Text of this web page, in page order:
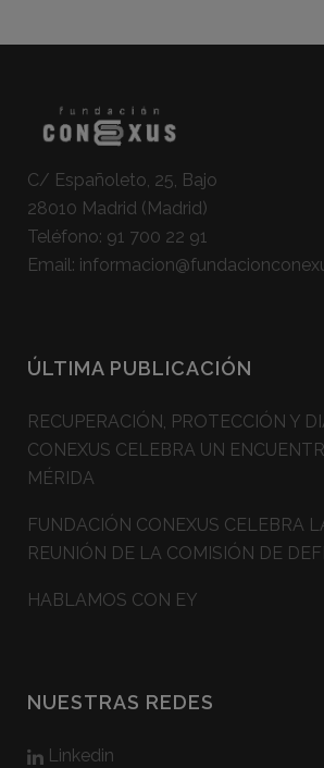
C/ Españoleto, 25, Bajo
28010 Madrid (Madrid)
Teléfono: 91 700 22 91
Email:
ÚLTIMA PUBLICACIÓN
RECUPERACIÓN, PROTECCIÓN Y
CONEXUS CELEBRA UN
MÉRIDA
FUNDACIÓN CONEXUS CELEBRA
REUNIÓN DE LA COMISIÓN DE
HABLAMOS CON EY
NUESTRAS REDES
Linkedin